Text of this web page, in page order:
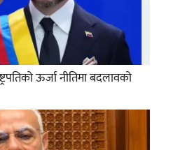
ऊर्जा नीतिमा बदलावको